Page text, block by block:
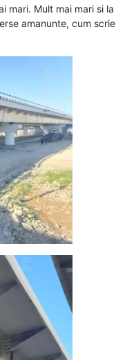
mari. Mult mai mari si la
amanunte, cum scrie